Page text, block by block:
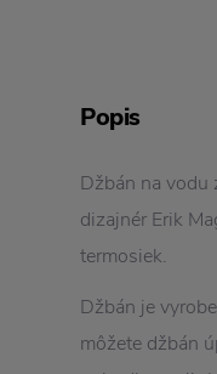
Popis
Džbán na vodu
dizajnér Erik
termosiek.
Džbán je
môžete džbán